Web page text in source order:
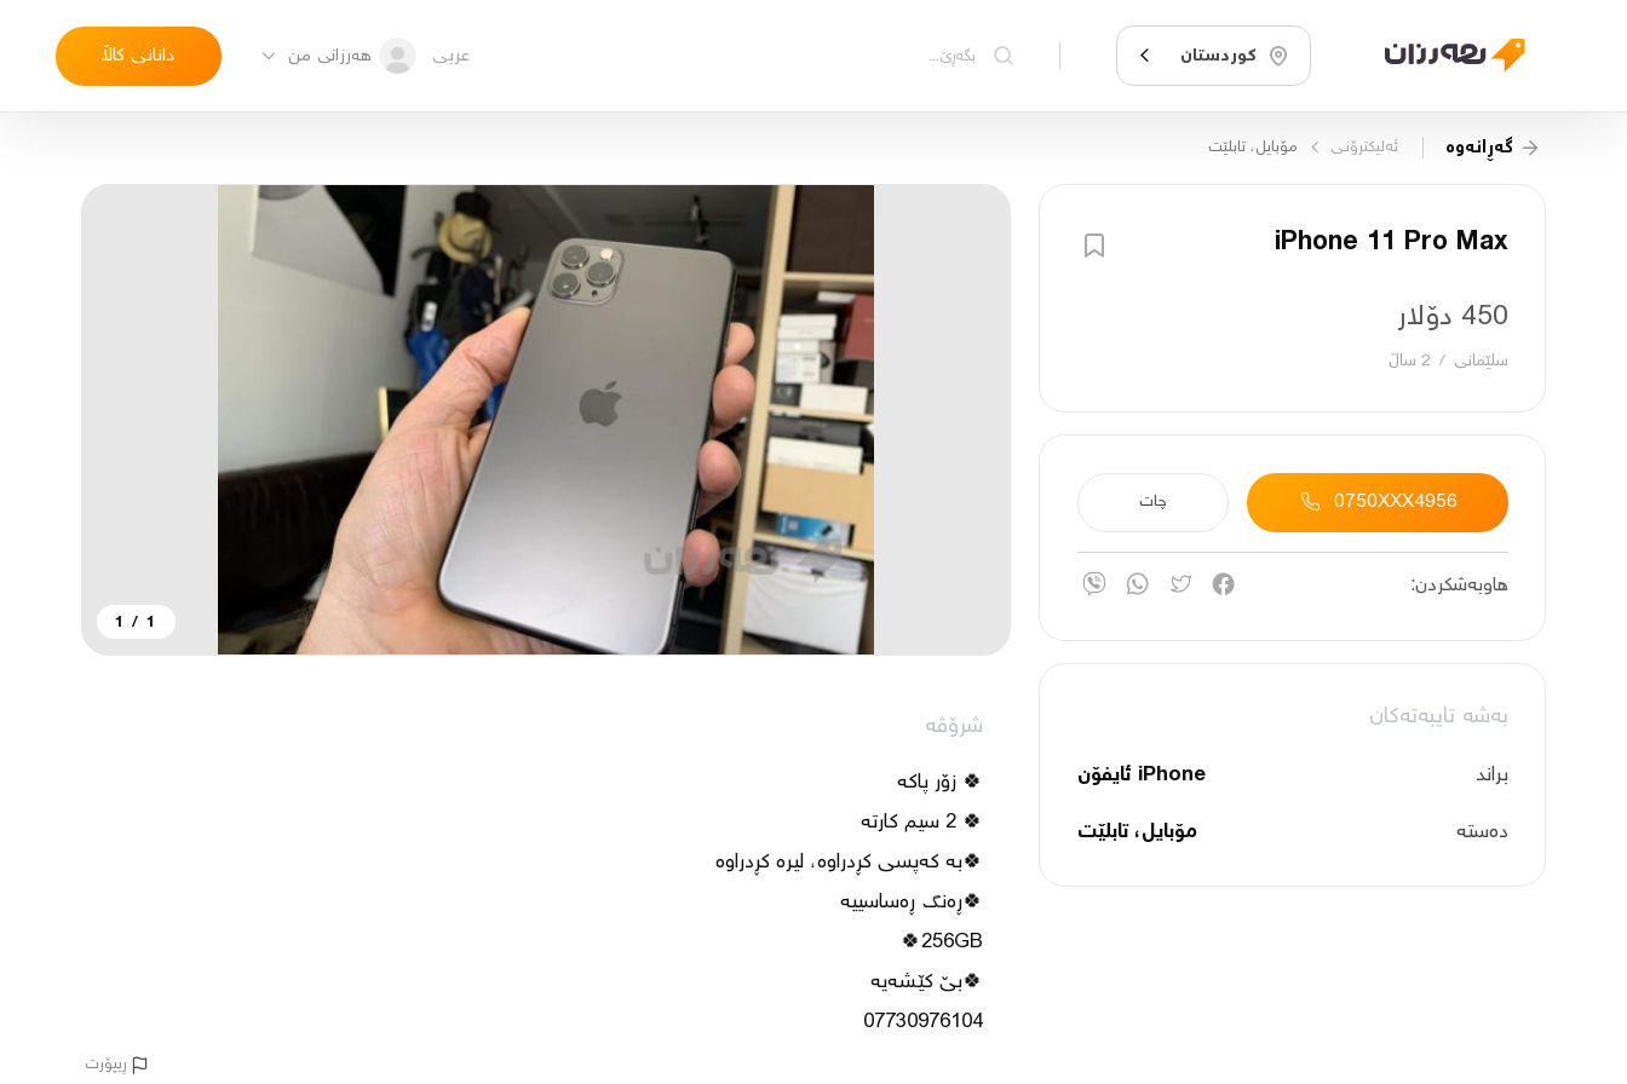
کوردستان عربی هەرزانی من دانانی کاڵا
گەڕانەوە ئەلیکترۆنـی مۆبایل، تابلێت
iPhone 11 Pro Max
450 دۆلار
سلێمانی / 2 ساڵ
0750XXX4956 چات
هاوبەشکردن:
بەشە تایبەتەکان
براند
iPhone ئایفۆن
دەستە
مۆبایل، تابلێت
1
/
1
شرۆڤە
🍀 زۆر پاکە
🍀 2 سیم کارتە
🍀بە کەپسی کڕدراوە، لیرە کڕدراوە
🍀ڕەنگ ڕەساسییە
🍀بێ کێشەیە
07730976104
ڕیپۆرت